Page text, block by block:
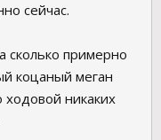
сейчас.
примерно
коцаный меган
ходовой никаких